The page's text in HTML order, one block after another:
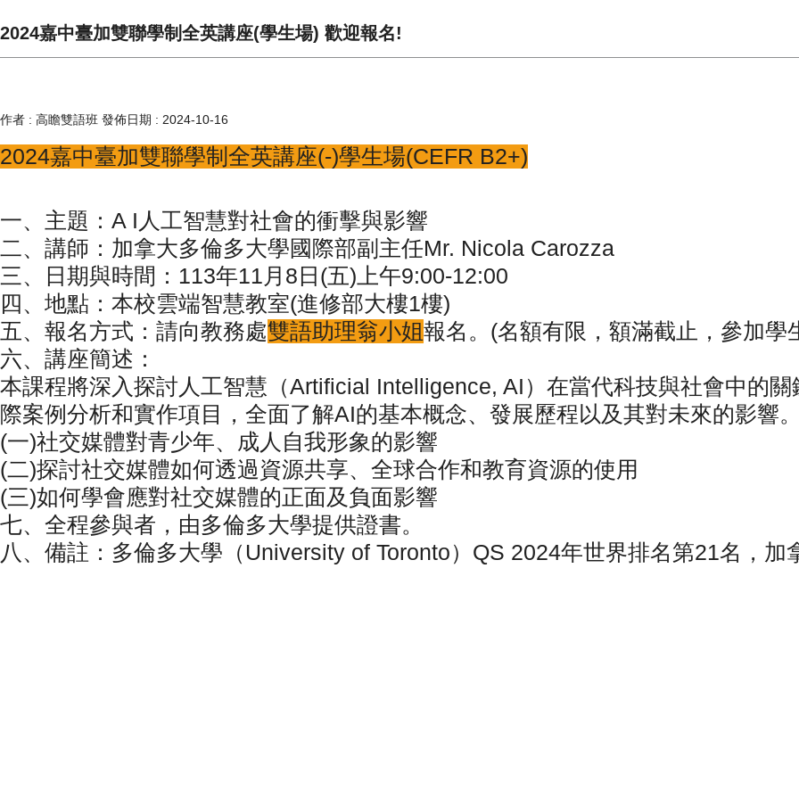
2024嘉中臺加雙聯學制全英講座(學生場) 歡迎報名!
作者 : 高瞻雙語班 發佈日期 : 2024-10-16
2024嘉中臺加雙聯學制全英講座(-)學生場(CEFR B2+)
一、主題：A I人工智慧對社會的衝擊與影響
二、講師：加拿大多倫多大學國際部副主任Mr. Nicola Carozza
三、日期與時間：113年11月8日(五)上午9:00-12:00
四、地點：本校雲端智慧教室(進修部大樓1樓)
五、報名方式：請向教務處雙語助理翁小姐報名。(名額有限，額滿截止，參加學
六、講座簡述：
本課程將深入探討人工智慧（Artificial Intelligence, AI）在當代科技與社會中的
際案例分析和實作項目，全面了解AI的基本概念、發展歷程以及其對未來的影響。
(一)社交媒體對青少年、成人自我形象的影響
(二)探討社交媒體如何透過資源共享、全球合作和教育資源的使用
(三)如何學會應對社交媒體的正面及負面影響
七、全程參與者，由多倫多大學提供證書。
八、備註：多倫多大學（University of Toronto）QS 2024年世界排名第21名，加